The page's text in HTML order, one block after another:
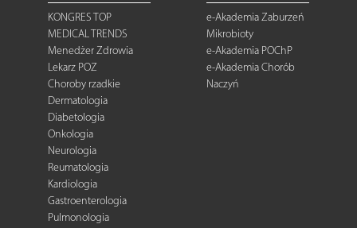
KONGRES TOP
MEDICAL TRENDS
Menedżer Zdrowia
Lekarz POZ
Choroby rzadkie
Dermatologia
Diabetologia
Onkologia
Neurologia
Reumatologia
Kardiologia
Gastroenterologia
Pulmonologia
e-Akademia Zaburzeń
Mikrobioty
e-Akademia POChP
e-Akademia Chorób
Naczyń